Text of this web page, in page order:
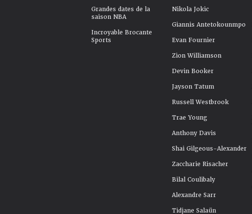
Grandes dates de la
saison NBA
Incroyable Brocante
Sports
Nikola Jokic
Giannis Antetokounmpo
Evan Fournier
Zion Williamson
Devin Booker
Jayson Tatum
Russell Westbrook
Trae Young
Anthony Davis
Shai Gilgeous-Alexander
Zaccharie Risacher
Bilal Coulibaly
Alexandre Sarr
Tidjane Salaün